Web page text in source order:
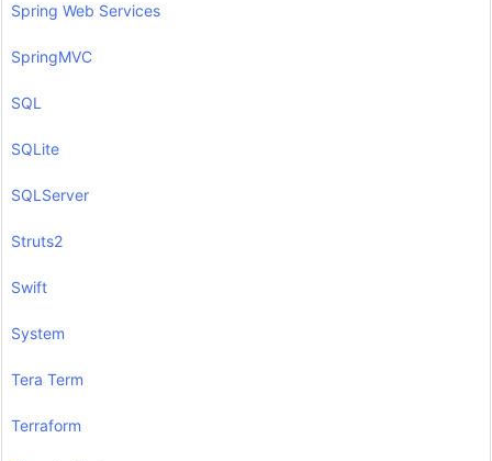
Spring Web Services
SpringMVC
SQL
SQLite
SQLServer
Struts2
Swift
System
Tera Term
Terraform